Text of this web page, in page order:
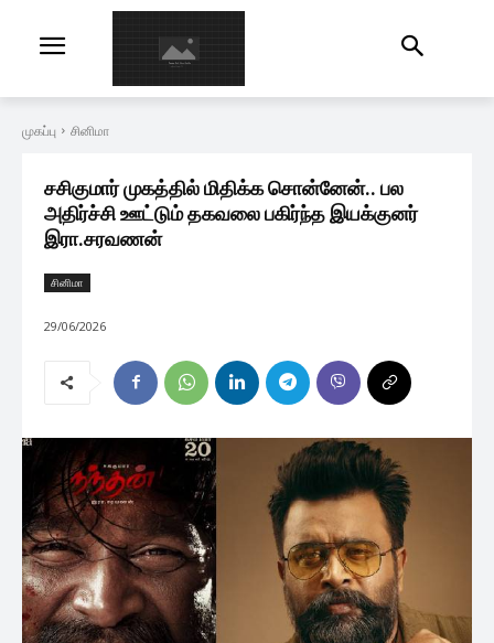
முகப்பு சினிமா
சசிகுமார் முகத்தில் மிதிக்க சொன்னேன்.. பல
அதிர்ச்சி ஊட்டும் தகவலை பகிர்ந்த இயக்குனர்
இரா.சரவணன்
சினிமா
29/06/2026